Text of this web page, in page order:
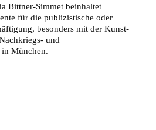
Bittner-Simmet beinhaltet
für die publizistische oder
besonders mit der Kunst-
und
München.